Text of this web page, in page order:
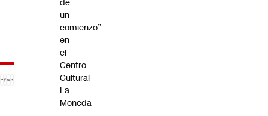
de
un
comienzo”
en
el
Centro
Cultural
La
Moneda